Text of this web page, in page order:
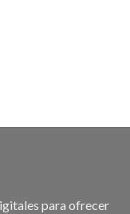
para ofrecer